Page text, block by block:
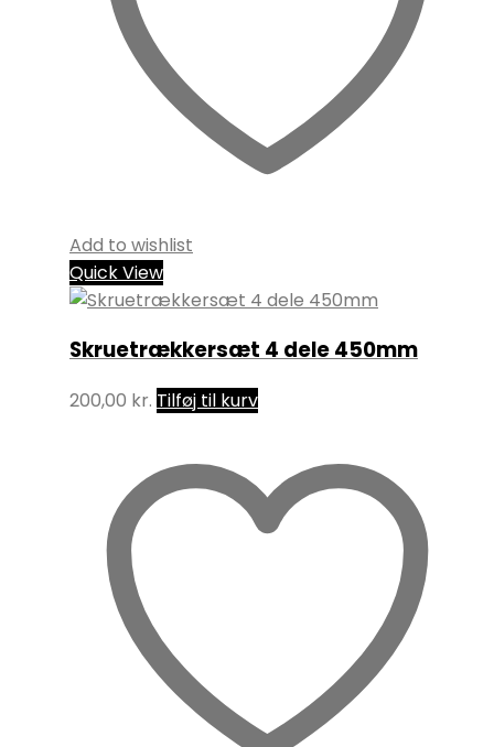
Add to wishlist
Quick View
Skruetrækkersæt 4 dele 450mm
200,00 kr. Tilføj til kurv